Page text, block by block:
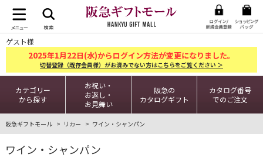
ゲスト様
2025年1月22日(水)からログイン方法が変更になりました。
切替登録（既存会員様）がお済みでない方はこちらをご覧ください ＞
カテゴリー
から探す
お祝い・
お返し・
お見舞い
阪急の
カタログギフト
カタログ番号
でのご注文
阪急ギフトモール リカー ワイン・シャンパン
ワイン・シャンパン